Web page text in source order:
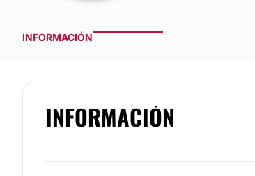
INFORMACIÓN
INFORMACIÓN